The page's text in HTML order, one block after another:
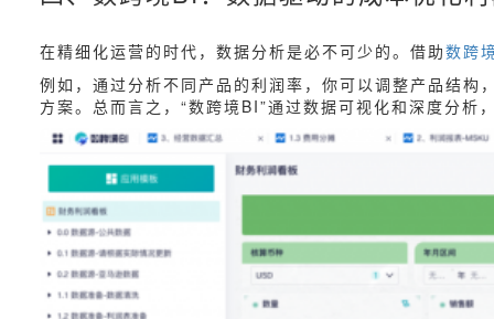
在精细化运营的时代，数据分析是必不可少的。借助数跨
例如，通过分析不同产品的利润率，你可以调整产品结
方案。总而言之，“数跨境BI”通过数据可视化和深度分析